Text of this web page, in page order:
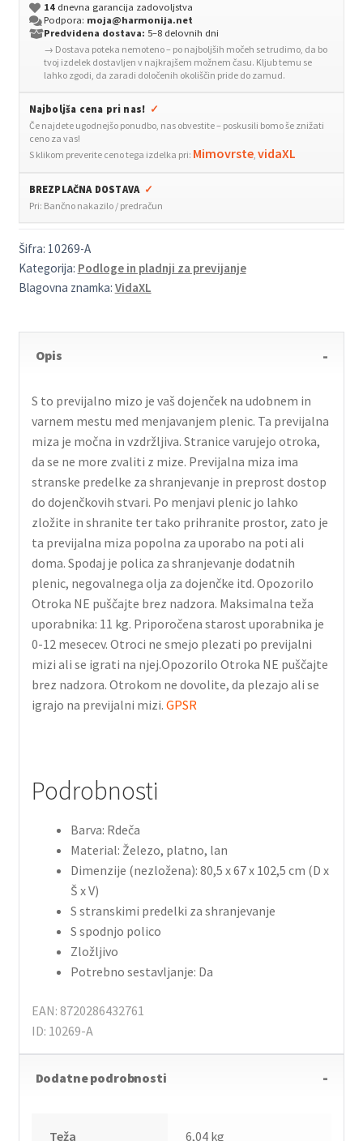
železo
količina
14dnevna garancija zadovoljstva
Podpora: moja@harmonija.net
Predvidena dostava: 5–8 delovnih dni
→ Dostava poteka nemoteno – po najboljših močeh se trudimo, da bo
tvoj izdelek dostavljen v najkrajšem možnem času. Kljub temu se
lahko zgodi, da zaradi določenih okoliščin pride do zamud.
Najboljša cena pri nas! ✓
Če najdete ugodnejšo ponudbo, nas obvestite – poskusili bomo še znižati
ceno za vas!
S klikom preverite ceno tega izdelka pri: Mimovrste, vidaXL
BREZPLAČNA DOSTAVA ✓
Pri: Bančno nakazilo / predračun
Šifra: 10269-A
Kategorija: Podloge in pladnji za previjanje
Blagovna znamka: VidaXL
Opis
S to previjalno mizo je vaš dojenček na udobnem in
varnem mestu med menjavanjem plenic. Ta previjalna
miza je močna in vzdržljiva. Stranice varujejo otroka,
da se ne more zvaliti z mize. Previjalna miza ima
stranske predelke za shranjevanje in preprost dostop
do dojenčkovih stvari. Po menjavi plenic jo lahko
zložite in shranite ter tako prihranite prostor, zato je
ta previjalna miza popolna za uporabo na poti ali
doma. Spodaj je polica za shranjevanje dodatnih
plenic, negovalnega olja za dojenčke itd. Opozorilo
Otroka NE puščajte brez nadzora. Maksimalna teža
uporabnika: 11 kg. Priporočena starost uporabnika je
0-12 mesecev. Otroci ne smejo plezati po previjalni
mizi ali se igrati na njej.Opozorilo Otroka NE puščajte
brez nadzora. Otrokom ne dovolite, da plezajo ali se
igrajo na previjalni mizi. GPSR
Podrobnosti
Barva: Rdeča
Material: Železo, platno, lan
Dimenzije (nezložena): 80,5 x 67 x 102,5 cm (D x
Š x V)
S stranskimi predelki za shranjevanje
S spodnjo polico
Zložljivo
Potrebno sestavljanje: Da
EAN: 8720286432761
ID: 10269-A
Dodatne podrobnosti
Teža 6,04 kg